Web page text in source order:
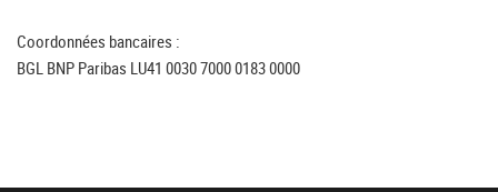
Coordonnées bancaires :
BGL BNP Paribas LU41 0030 7000 0183 0000